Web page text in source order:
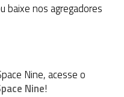
baixe nos agregadores
Nine, acesse o
Nine!